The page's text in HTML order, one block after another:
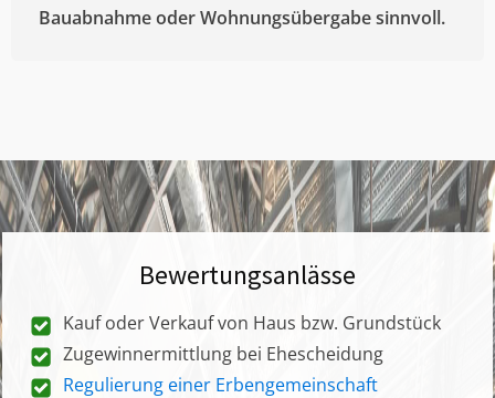
Bauabnahme oder Wohnungsübergabe sinnvoll.
Bewertungsanlässe
Kauf oder Verkauf von Haus bzw. Grundstück
Zugewinnermittlung bei Ehescheidung
Regulierung einer Erbengemeinschaft